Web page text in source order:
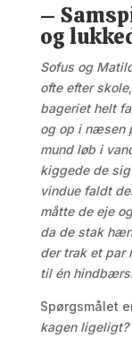
–
og
Sofus og
ofte efter
bageriet helt
og op i næsen
mund løb i
kiggede de
vindue faldt
måtte de eje
da de stak
der trak et par
til én
Spørgsmålet
kagen ligeligt?